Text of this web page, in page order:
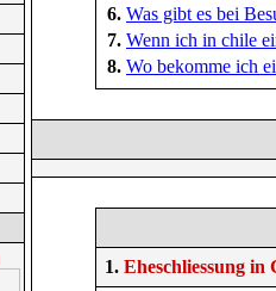
6. Was gibt es bei
7. Wenn ich in chile
8. Wo bekomme ich
1. Eheschliessung in